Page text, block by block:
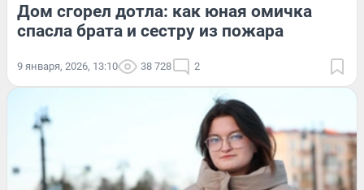
Дом сгорел дотла: как юная омичка
спасла брата и сестру из пожара
9 января, 2026, 13:10 38 728 2